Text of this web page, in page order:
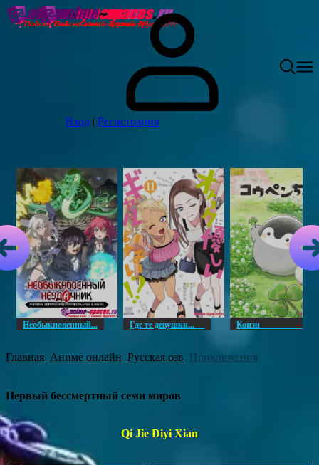
Вход | Регистрация
Необыкновенный... Где те девушки... Копэн
Главная Аниме онлайн Русская озв Приключения
Первый бессмертный семи миров
Qi Jie Diyi Xian